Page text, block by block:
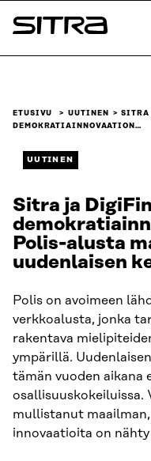
Siirry
suoraan
Sitra
ETUSIVU UUTINEN
SITRA
DEMOKRATIAINNOVAATION…
UUTINEN
Sitra ja
Polis-alusta
uudenlaisen
Polis on avoimeen
verkkoalusta, jonka
rakentava
ympärillä.
tämän vuoden aikana
osallisuuskokeiluissa.
mullistanut
innovaatioita on nähty